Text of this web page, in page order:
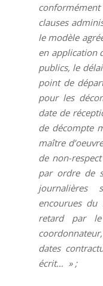
clauses
le modèle
en application
publics, le
point de
pour les
date de
de décompte
maître
de non-
par ordre de
journalières
encourues
retard par le
dates
écrit… » ;